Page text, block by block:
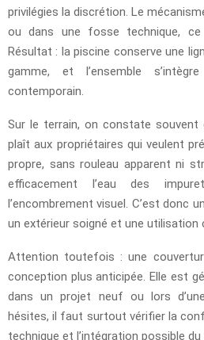
privilégies la discrétion. Le
ou dans une fosse technique, ce
Résultat : la piscine conserve une
gamme, et l’ensemble
contemporain.
Sur le terrain, on constate souvent
plaît aux propriétaires qui veulent
propre, sans rouleau apparent ni
efficacement l’eau des
l’encombrement visuel. C’est donc
un extérieur soigné et une utilisation
Attention toutefois : une
conception plus anticipée. Elle est
dans un projet neuf ou lors
hésites, il faut surtout vérifier la
technique et l’intégration possible